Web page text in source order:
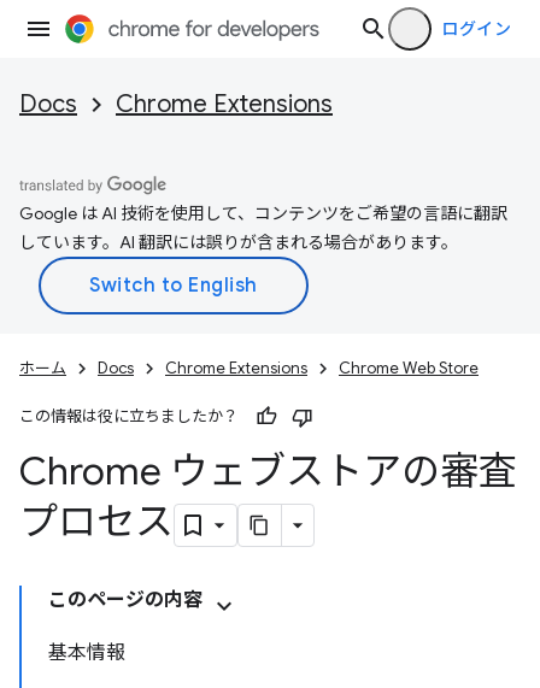
ログイン
Docs Chrome Extensions
Google は AI 技術を使用して、コンテンツをご希望の言語に翻訳
しています。AI 翻訳には誤りが含まれる場合があります。
ホーム Docs Chrome Extensions Chrome Web Store
この情報は役に立ちましたか？
Chrome ウェブストアの審査
プロセス
このページの内容
基本情報